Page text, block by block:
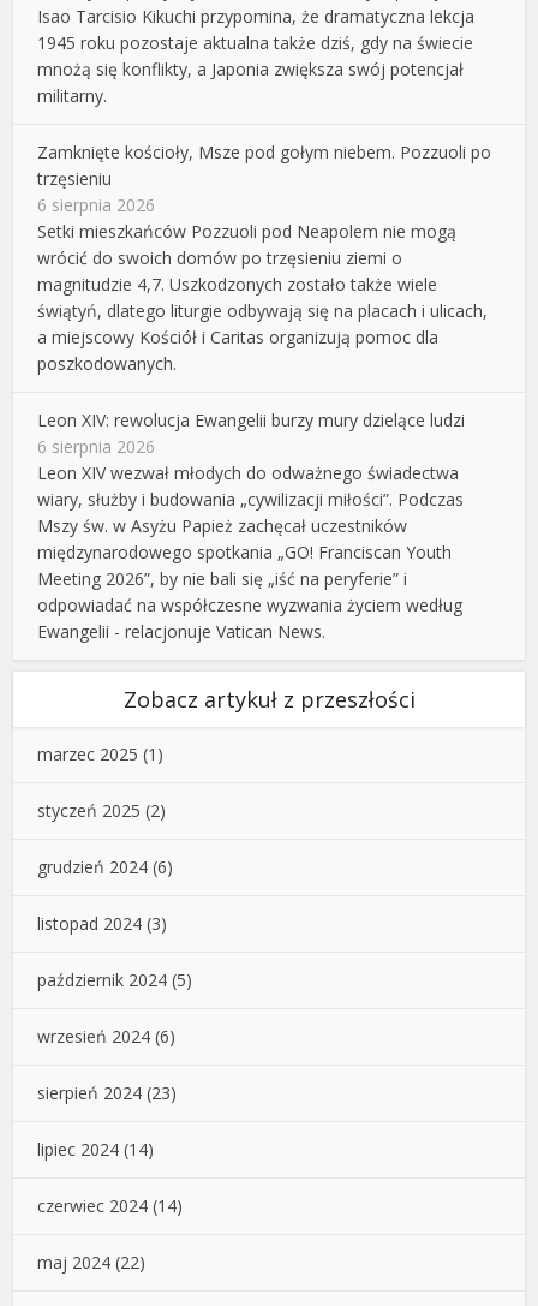
Isao Tarcisio Kikuchi przypomina, że dramatyczna lekcja
1945 roku pozostaje aktualna także dziś, gdy na świecie
mnożą się konflikty, a Japonia zwiększa swój potencjał
militarny.
Zamknięte kościoły, Msze pod gołym niebem. Pozzuoli po
trzęsieniu
6 sierpnia 2026
Setki mieszkańców Pozzuoli pod Neapolem nie mogą
wrócić do swoich domów po trzęsieniu ziemi o
magnitudzie 4,7. Uszkodzonych zostało także wiele
świątyń, dlatego liturgie odbywają się na placach i ulicach,
a miejscowy Kościół i Caritas organizują pomoc dla
poszkodowanych.
Leon XIV: rewolucja Ewangelii burzy mury dzielące ludzi
6 sierpnia 2026
Leon XIV wezwał młodych do odważnego świadectwa
wiary, służby i budowania „cywilizacji miłości”. Podczas
Mszy św. w Asyżu Papież zachęcał uczestników
międzynarodowego spotkania „GO! Franciscan Youth
Meeting 2026”, by nie bali się „iść na peryferie” i
odpowiadać na współczesne wyzwania życiem według
Ewangelii - relacjonuje Vatican News.
Zobacz artykuł z przeszłości
marzec 2025 (1)
styczeń 2025 (2)
grudzień 2024 (6)
listopad 2024 (3)
październik 2024 (5)
wrzesień 2024 (6)
sierpień 2024 (23)
lipiec 2024 (14)
czerwiec 2024 (14)
maj 2024 (22)